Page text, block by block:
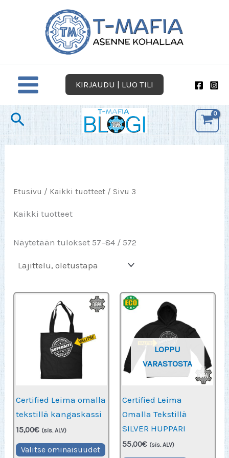
KIRJAUDU | LUO TILI
Hae
Etusivu / Kaikki tuotteet / Sivu 3
Kaikki tuotteet
Näytetään tulokset 57–84 / 572
Certified Leima omalla
tekstillä kangaskassi
15,00€ (sis. ALV)
Valitse ominaisuudet Tällä
LOPPU
VARASTOSTA
Certified Leima
Omalla Tekstillä
SILVER HUPPARI
55,00€ (sis. ALV)